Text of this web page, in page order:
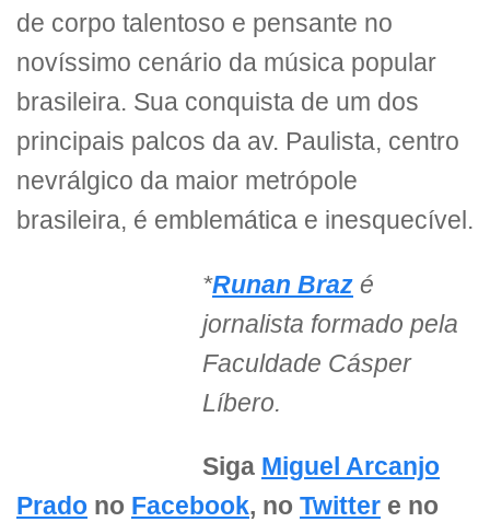
de corpo talentoso e pensante no
novíssimo cenário da música popular
brasileira. Sua conquista de um dos
principais palcos da av. Paulista, centro
nevrálgico da maior metrópole
brasileira, é emblemática e inesquecível.
*Runan Braz é
jornalista formado pela
Faculdade Cásper
Líbero.
Siga Miguel Arcanjo
Prado no Facebook, no Twitter e no